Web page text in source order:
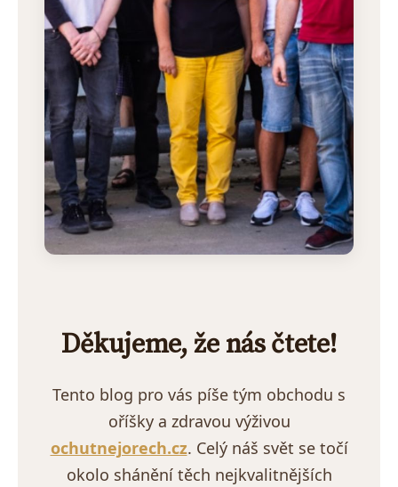
Děkujeme, že nás čtete!
Tento blog pro vás píše tým obchodu s
oříšky a zdravou výživou
ochutnejorech.cz. Celý náš svět se točí
okolo shánění těch nejkvalitnějších